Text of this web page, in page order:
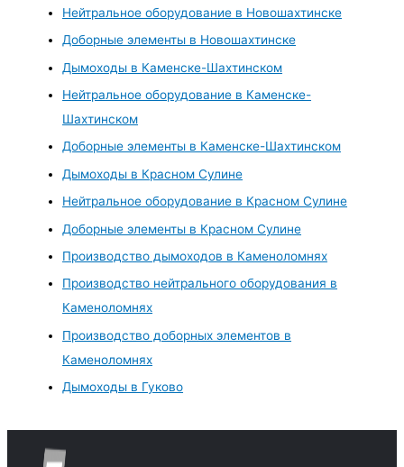
Нейтральное оборудование в Новошахтинске
Доборные элементы в Новошахтинске
Дымоходы в Каменске-Шахтинском
Нейтральное оборудование в Каменске-
Шахтинском
Доборные элементы в Каменске-Шахтинском
Дымоходы в Красном Сулине
Нейтральное оборудование в Красном Сулине
Доборные элементы в Красном Сулине
Производство дымоходов в Каменоломнях
Производство нейтрального оборудования в
Каменоломнях
Производство доборных элементов в
Каменоломнях
Дымоходы в Гуково